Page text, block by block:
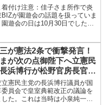
？紀子さま雅子さま下げ
付け注意：佳子さま所作で炎
が園遊会の話題を扱っていま
園遊会の日は10月30日でしたが
にされていたようですね。駐
は秋篠宮...
が憲法2条で衝撃発言！
が次の点御陛下へ立憲民
浜博行が松野官房長官と
立憲民主党の長浜博行議員が国
員会で皇室典範改正の議論を
した。これは当時は小泉純一郎